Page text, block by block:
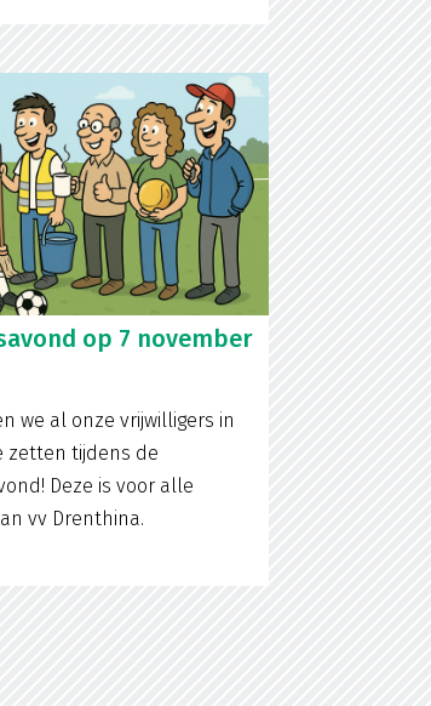
op 7 november
we al onze vrijwilligers in
zetten tijdens de
Deze is voor alle
vv Drenthina.